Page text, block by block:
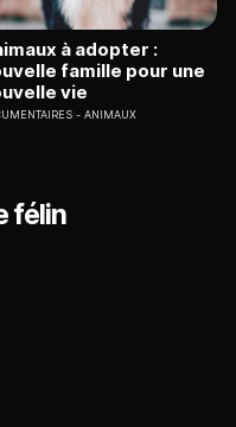
à adopter :
famille pour une
vie
ANIMAUX
félin